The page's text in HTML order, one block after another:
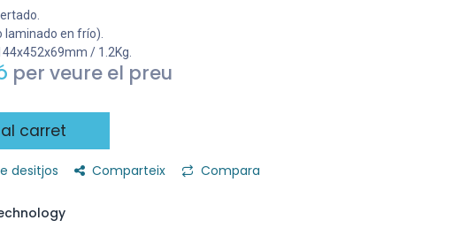
laminado en frío).
/ 1.2Kg.
per veure el preu
carret
desitjos Comparteix Compara